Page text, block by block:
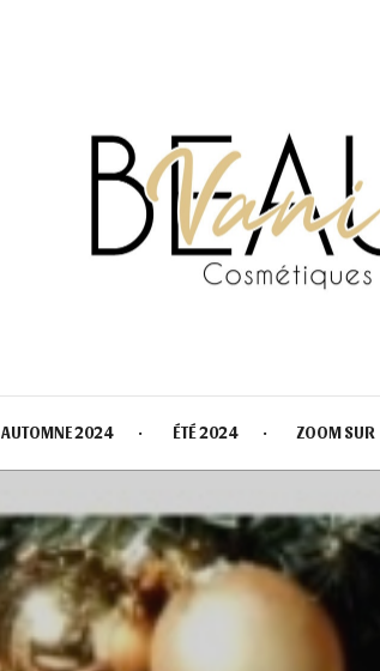
AUTOMNE 2024 ÉTÉ 2024 ZOOM SUR